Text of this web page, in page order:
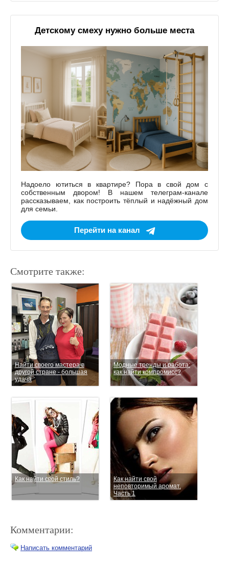
Детскому смеху нужно больше места
Надоело ютиться в квартире? Пора в свой дом с
собственным двором! В нашем телеграм-канале
рассказываем, как построить тёплый и надёжный дом
для семьи.
Перейти на канал
Смотрите также:
Найти своего мастера в
другой стране - большая
удача
Модные тренды и работа:
как найти компромисс?
Как найти свой стиль?
Как найти свой
неповторимый аромат.
Часть 1
Комментарии:
Написать комментарий